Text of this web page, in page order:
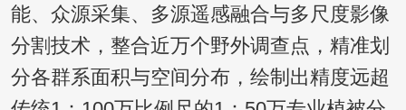
能、众源采集、多源遥感融合与多尺度影像
分割技术，整合近万个野外调查点，精准划
分各群系面积与空间分布，绘制出精度远超